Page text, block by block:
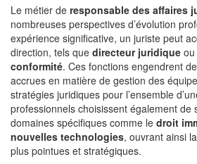
Le métier de responsable des affaires
nombreuses perspectives d’évolution
expérience significative, un juriste peut
direction, tels que directeur juridique ou
conformité. Ces fonctions engendrent
accrues en matière de gestion des
stratégies juridiques pour l’ensemble
professionnels choisissent également de
domaines spécifiques comme le droit
nouvelles technologies, ouvrant ainsi
plus pointues et stratégiques.